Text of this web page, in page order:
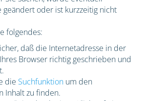
geändert oder ist kurzzeitig nicht
folgendes:
daß die Internetadresse in der
Browser richtig geschrieben und
die Suchfunktionum den
Inhalt zu finden.